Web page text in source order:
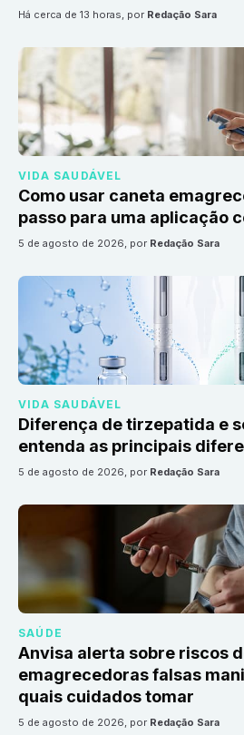
há cerca de 13 horas, por Redação Sara
VIDA SAUDÁVEL
Como usar caneta
passo para uma aplicação
5 de agosto de 2026, por Redação Sara
VIDA SAUDÁVEL
Diferença de tirzepatida e
entenda as principais
5 de agosto de 2026, por Redação Sara
SAÚDE
Anvisa alerta sobre riscos
emagrecedoras falsas
quais cuidados tomar
5 de agosto de 2026, por Redação Sara